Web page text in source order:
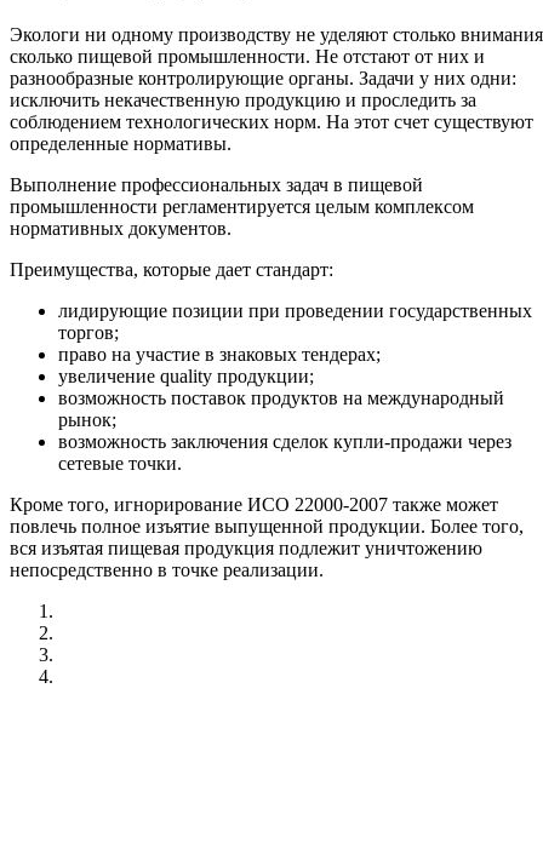
Экологи ни одному производству не уделяют столько
сколько пищевой промышленности. Не отстают от них и
разнообразные контролирующие органы. Задачи у них одни:
исключить некачественную продукцию и проследить за
соблюдением технологических норм. На этот счет существуют
определенные нормативы.
Выполнение профессиональных задач в пищевой
промышленности регламентируется целым комплексом
нормативных документов.
Преимущества, которые дает стандарт:
лидирующие позиции при проведении государственных
торгов;
право на участие в знаковых тендерах;
увеличение quality продукции;
возможность поставок продуктов на международный
рынок;
возможность заключения сделок купли-продажи через
сетевые точки.
Кроме того, игнорирование ИСО 22000-2007 также может
повлечь полное изъятие выпущенной продукции. Более того,
вся изъятая пищевая продукция подлежит уничтожению
непосредственно в точке реализации.